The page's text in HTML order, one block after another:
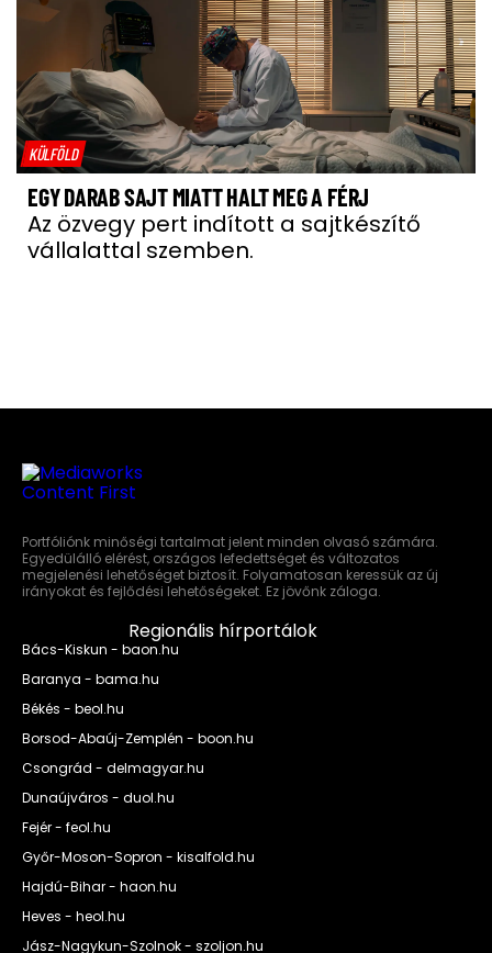
KÜLFÖLD
EGY DARAB SAJT MIATT HALT MEG A FÉRJ
Az özvegy pert indított a sajtkészítő
vállalattal szemben.
Portfóliónk minőségi tartalmat jelent minden olvasó számára.
Egyedülálló elérést, országos lefedettséget és változatos
megjelenési lehetőséget biztosít. Folyamatosan keressük az új
irányokat és fejlődési lehetőségeket. Ez jövőnk záloga.
Regionális hírportálok
Bács-Kiskun - baon.hu
Baranya - bama.hu
Békés - beol.hu
Borsod-Abaúj-Zemplén - boon.hu
Csongrád - delmagyar.hu
Dunaújváros - duol.hu
Fejér - feol.hu
Győr-Moson-Sopron - kisalfold.hu
Hajdú-Bihar - haon.hu
Heves - heol.hu
Jász-Nagykun-Szolnok - szoljon.hu